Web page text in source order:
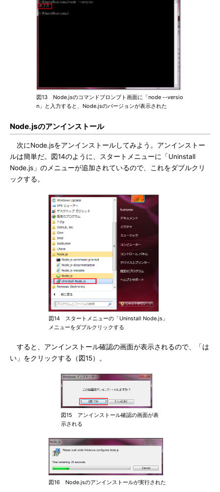
図13 Node.jsのコマンドプロンプト画面に「node --versio
n」と入力すると、Node.jsのバージョンが表示された
Node.jsのアンインストール
次にNode.jsをアンインストールしてみよう。アンインストー
ルは簡単だ。図14のように、スタートメニューに「Uninstall
Node.js」のメニューが追加されているので、これをダブルクリ
ックする。
図14 スタートメニューの「Uninstall Node.js」
メニューをダブルクリックする
すると、アンインストール確認の画面が表示されるので、「は
い」をクリックする（図15）。
図15 アンインストール確認の画面が表
示される
図16 Node.jsのアンインストールが実行された